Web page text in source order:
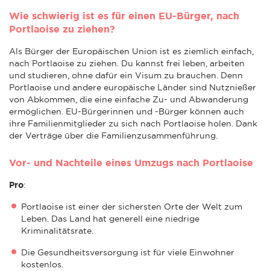
Wie schwierig ist es für einen EU-Bürger, nach
Portlaoise zu ziehen?
Als Bürger der Europäischen Union ist es ziemlich einfach,
nach Portlaoise zu ziehen. Du kannst frei leben, arbeiten
und studieren, ohne dafür ein Visum zu brauchen. Denn
Portlaoise und andere europäische Länder sind Nutznießer
von Abkommen, die eine einfache Zu- und Abwanderung
ermöglichen. EU-Bürgerinnen und -Bürger können auch
ihre Familienmitglieder zu sich nach Portlaoise holen. Dank
der Verträge über die Familienzusammenführung.
Vor- und Nachteile eines Umzugs nach Portlaoise
Pro:
Portlaoise ist einer der sichersten Orte der Welt zum
Leben. Das Land hat generell eine niedrige
Kriminalitätsrate.
Die Gesundheitsversorgung ist für viele Einwohner
kostenlos.